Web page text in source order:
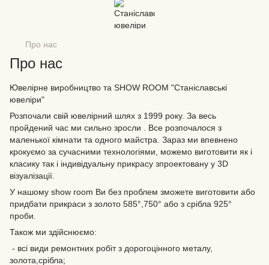
Про нас
Про нас
Ювелірне виробництво та SHOW ROOM "Станіславські
ювеліри"
Розпочали свій ювелірний шлях з 1999 року. За весь
пройдений час ми сильно зросли . Все розпочалося з
маленької кімнати та одного майстра. Зараз ми впевнено
крокуємо за сучасними технологіями, можемо виготовити як і
класику так і індивідуальну прикрасу зпроектовану у 3D
візуалізації.
У нашому show room Ви без проблем зможете виготовити або
придбати прикраси з золото 585°,750° або з срібла 925°
проби.
Також ми здійснюємо:
- всі види ремонтних робіт з дорогоцінного металу,
золота,срібла;